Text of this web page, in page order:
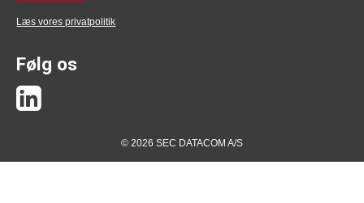
Læs vores privatpolitik
Følg os
© 2026 SEC DATACOM A/S